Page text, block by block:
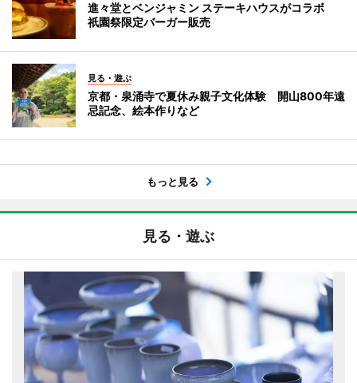
進々堂とベンジャミン ステーキハウスがコラボ
祇園祭限定バーガー販売
見る・遊ぶ
京都・泉涌寺で夏休み親子文化体験 開山800年遠
忌記念、絵本作りなど
もっと見る
見る・遊ぶ